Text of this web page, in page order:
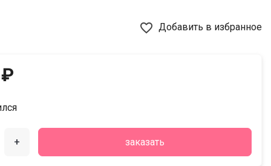
favorite_border Добавить в избранное
+ заказать